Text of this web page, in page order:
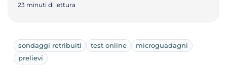
23 minuti di lettura
sondaggi retribuiti test online
microguadagni
prelievi